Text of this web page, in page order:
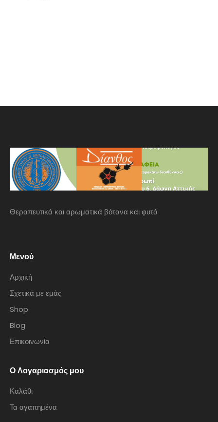
Θεραπευτικά και αρωματικά βότανα και φυτά
Μενού
Αρχική
Σχετικά με εμάς
Shop
Blog
Επικοινωνία
Ο Λογαριασμός μου
Καλάθι
Τα αγαπημένα